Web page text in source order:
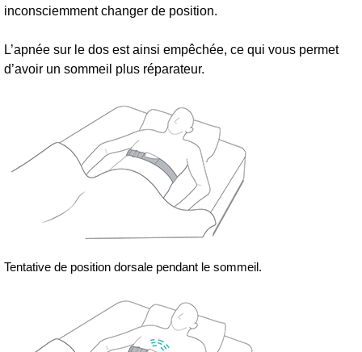
inconsciemment changer de position.
L’apnée sur le dos est ainsi empêchée, ce qui vous permet
d’avoir un sommeil plus réparateur.
Tentative de position dorsale pendant le sommeil.